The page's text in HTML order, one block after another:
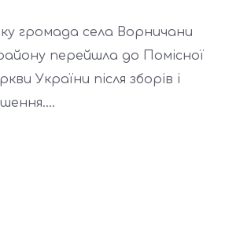
громада села Ворничани
перейшла до Помісної
України після зборів і